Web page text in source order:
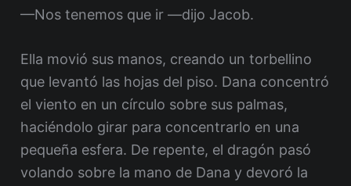
—Nos tenemos que ir —dijo Jacob.
Ella movió sus manos, creando un torbellino
que levantó las hojas del piso. Dana concentró
el viento en un círculo sobre sus palmas,
haciéndolo girar para concentrarlo en una
pequeña esfera. De repente, el dragón pasó
volando sobre la mano de Dana y devoró la